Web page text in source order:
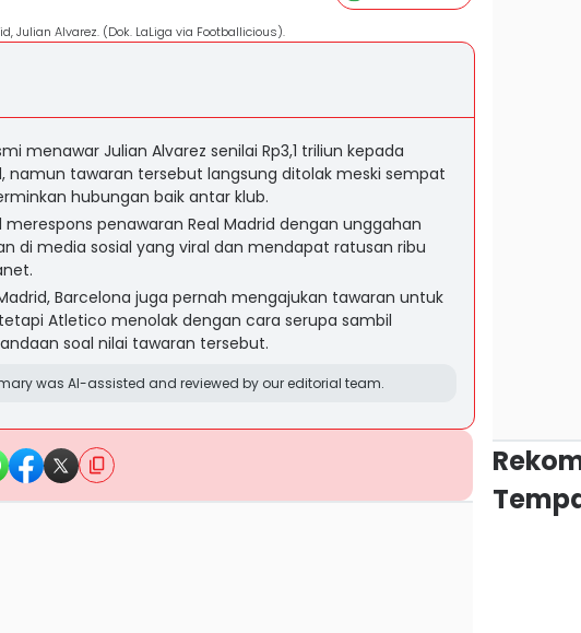
Julian Alvarez. (Dok. LaLiga via Footballicious).
menawar Julian Alvarez senilai Rp3,1 triliun kepada
namun tawaran tersebut langsung ditolak meski sempat
hubungan baik antar klub.
penawaran Real Madrid dengan unggahan
di media sosial yang viral dan mendapat ratusan ribu
Barcelona juga pernah mengajukan tawaran untuk
Atletico menolak dengan cara serupa sambil
soal nilai tawaran tersebut.
was AI-assisted and reviewed by our editorial team.